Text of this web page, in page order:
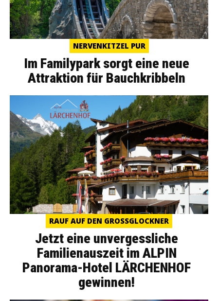
NERVENKITZEL PUR
Im Familypark sorgt eine neue
Attraktion für Bauchkribbeln
RAUF AUF DEN GROSSGLOCKNER
Jetzt eine unvergessliche
Familienauszeit im ALPIN
Panorama-Hotel LÄRCHENHOF
gewinnen!